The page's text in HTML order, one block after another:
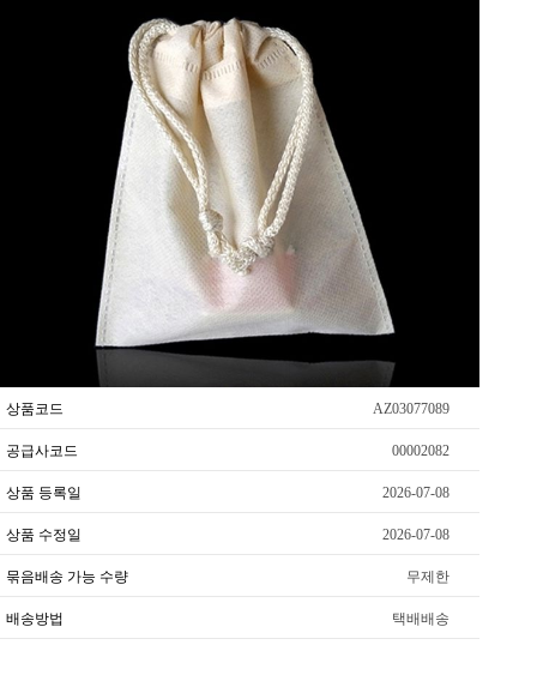
상품코드 AZ03077089
공급사코드 00002082
상품 등록일 2026-07-08
상품 수정일 2026-07-08
묶음배송 가능 수량 무제한
배송방법 택배배송